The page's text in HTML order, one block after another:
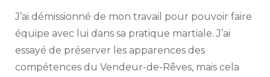
J’ai démissionné de mon travail pour pouvoir faire
équipe avec lui dans sa pratique martiale. J’ai
essayé de préserver les apparences des
compétences du Vendeur-de-Rêves, mais cela